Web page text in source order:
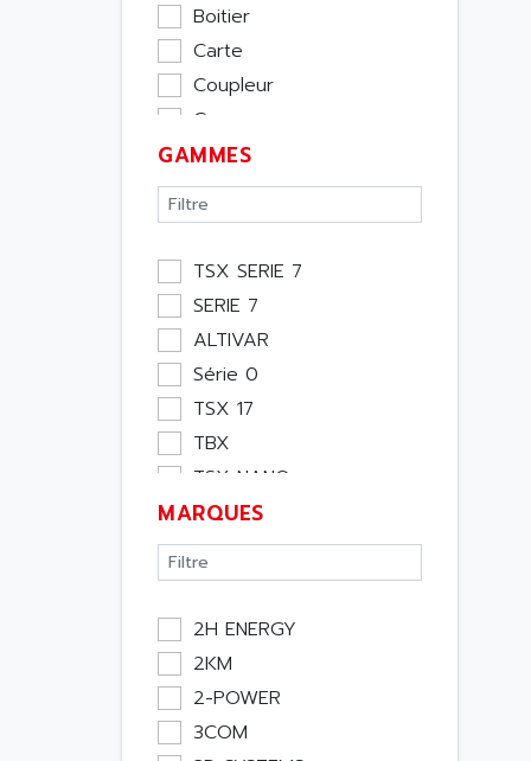
Boitier
Carte
Coupleur
Cpu
Ecran
Entrée / Sortie
Memoire
Module Métier
Moteur
Pupitre Opérateur
Rack
Etude
Software
Variateur
Actif
Consommable
Energie
Optoélectronique
Passif
Bureau
GAMMES
TSX SERIE 7
SERIE 7
ALTIVAR
Série 0
TSX 17
TBX
TSX NANO
TSX PREMIUM
ASI
APRIL 5000
XUD
TSX MICRO
MAGELIS
TCCX
CCX17
MARQUES
2H ENERGY
2KM
2-POWER
3COM